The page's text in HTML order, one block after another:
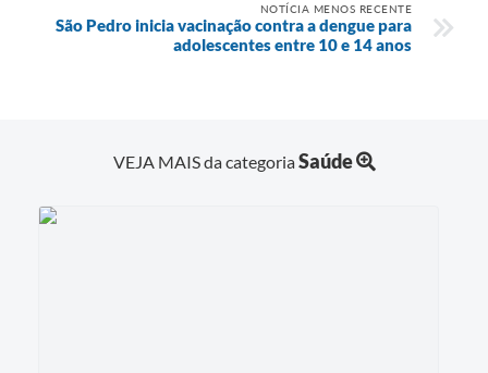
NOTÍCIA MENOS RECENTE
São Pedro inicia vacinação contra a dengue para
adolescentes entre 10 e 14 anos
VEJA MAIS da categoriaSaúde